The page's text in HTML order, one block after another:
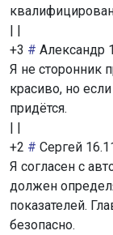
| |
+3 # Александр
Я не сторонник
красиво, но
придётся.
| |
+2 # Сергей
Я согласен с
должен
показателей.
безопасно.